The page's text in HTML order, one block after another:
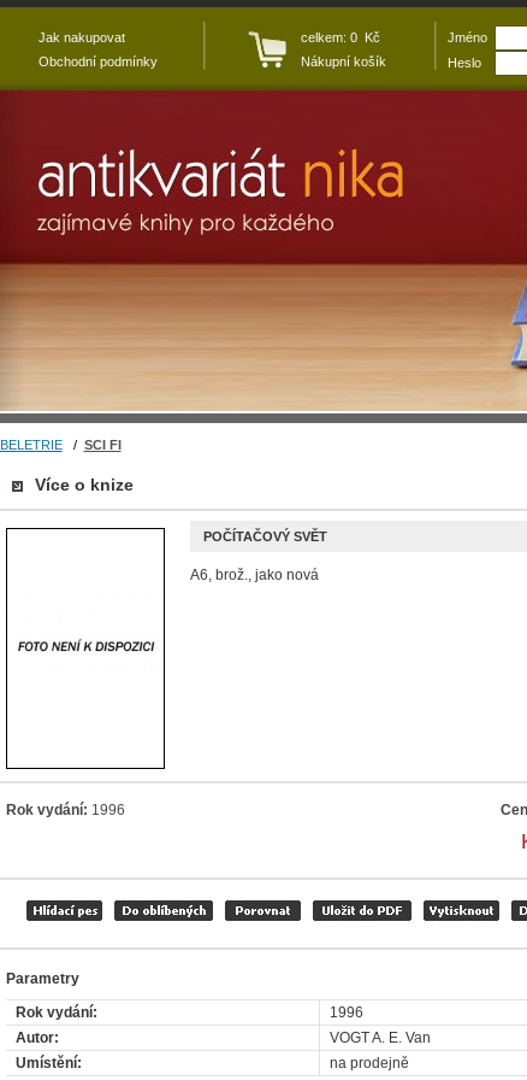
BELETRIE/ SCI FI
Více o knize
POČÍTAČOVÝ SVĚT
A6, brož., jako nová
Rok vydání: 1996
Parametry
Rok vydání:
1996
Autor:
VOGT A. E. Van
Umístění:
na prodejně
Jak nakupovat
Obchodní podmínky
celkem: 0 Kč
Nákupní košík
Jméno
Heslo